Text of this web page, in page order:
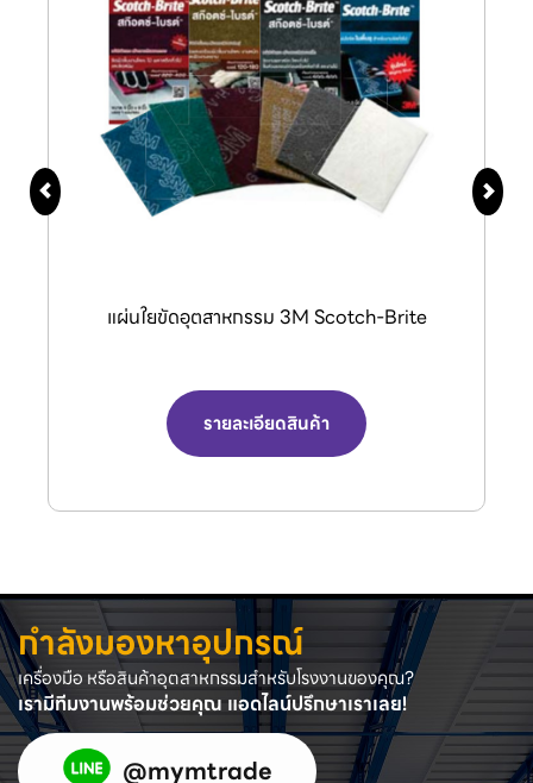
กรรไกรตัดลมอุตสาหกรรม (Air Nipper) จาก
รายละเอียดสินค้า
กำลังมองหาอุปกรณ์
เครื่องมือ หรือสินค้าอุตสาหกรรมสำหรับโรงงานของคุณ?
เรามีทีมงานพร้อมช่วยคุณ แอดไลน์ปรึกษาเราเลย!
@mymtrade